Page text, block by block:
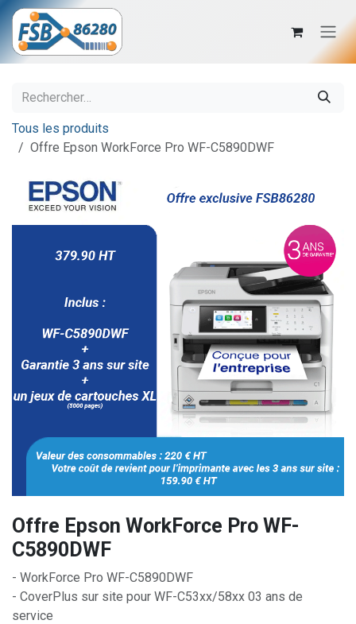
Se rendre au contenu
Tous les produits
Offre Epson WorkForce Pro WF-C5890DWF
Offre Epson WorkForce Pro WF-
C5890DWF
- WorkForce Pro WF-C5890DWF
- CoverPlus sur site pour WF-C53xx/58xx 03 ans de
service